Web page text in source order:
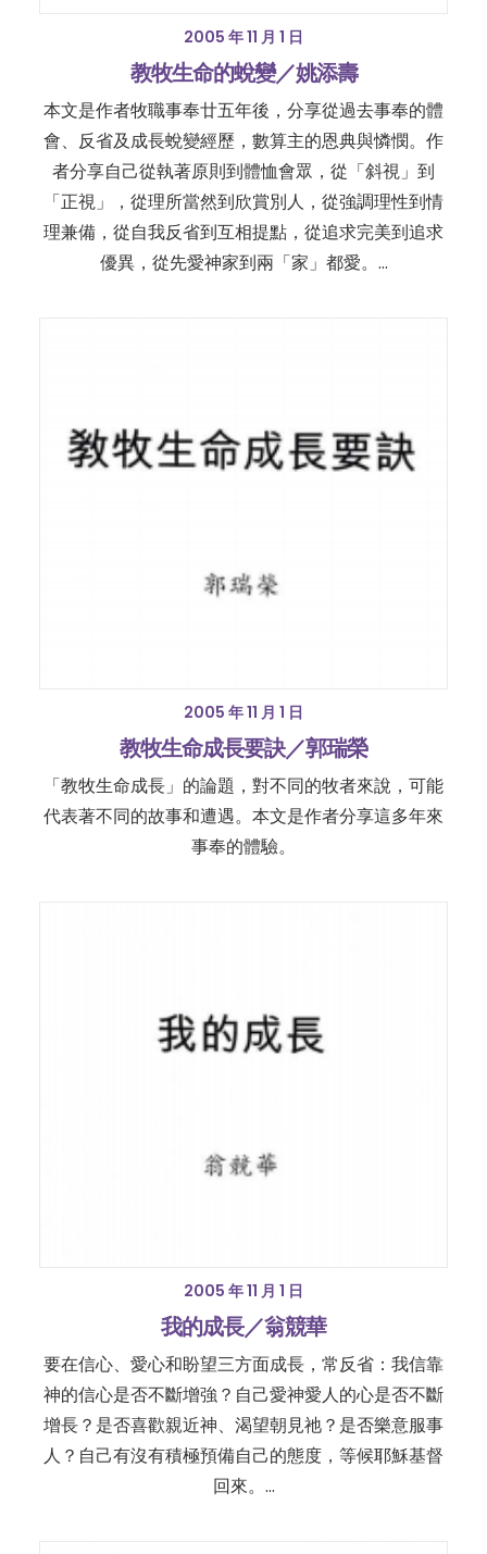
2005 年 11 月 1 日
教牧生命的蛻變／姚添壽
本文是作者牧職事奉廿五年後，分享從過去事奉的體
會、反省及成長蛻變經歷，數算主的恩典與憐憫。作
者分享自己從執著原則到體恤會眾，從「斜視」到
「正視」，從理所當然到欣賞別人，從強調理性到情
理兼備，從自我反省到互相提點，從追求完美到追求
優異，從先愛神家到兩「家」都愛。…
2005 年 11 月 1 日
教牧生命成長要訣／郭瑞榮
「教牧生命成長」的論題，對不同的牧者來說，可能
代表著不同的故事和遭遇。本文是作者分享這多年來
事奉的體驗。
2005 年 11 月 1 日
我的成長／翁競華
要在信心、愛心和盼望三方面成長，常反省：我信靠
神的信心是否不斷增強？自己愛神愛人的心是否不斷
增長？是否喜歡親近神、渴望朝見祂？是否樂意服事
人？自己有沒有積極預備自己的態度，等候耶穌基督
回來。…